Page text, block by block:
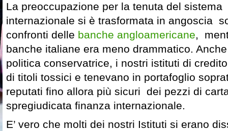
La preoccupazione per la tenuta del sistema
internazionale si è trasformata in angoscia
confronti delle banche angloamericane,
banche italiane era meno drammatico.
politica conservatrice, i nostri istituti di
di titoli tossici e tenevano in portafoglio
reputati fino allora più sicuri dei pezzi di
spregiudicata finanza internazionale.
E’ vero che molti dei nostri Istituti si erano